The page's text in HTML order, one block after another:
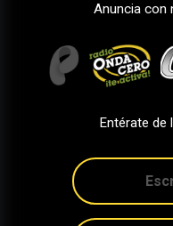
Anuncia con
Entérate de